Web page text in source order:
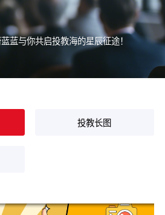
蓝与你共启投教海的星辰征途！
投教长图